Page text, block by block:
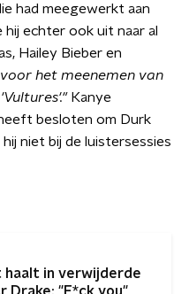
had meegewerkt aan
hij echter ook uit naar al
Hailey Bieber en
het meenemen van
Kanye
besloten om Durk
niet bij de luistersessies
haalt in verwijderde